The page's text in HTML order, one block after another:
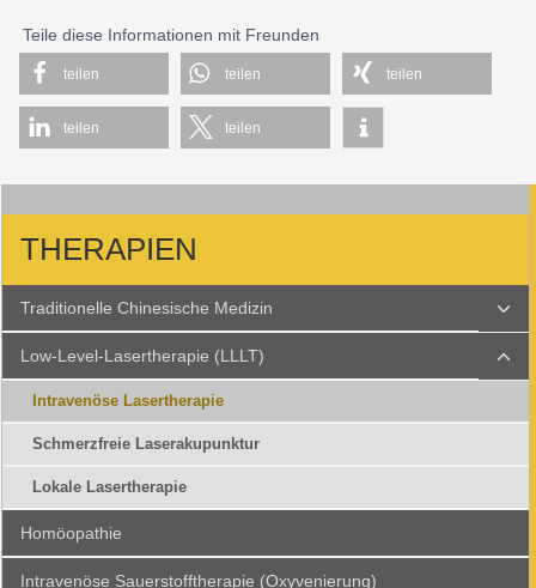
Teile diese Informationen mit Freunden
teilen teilen teilen
teilen teilen
THERAPIEN
Traditionelle Chinesische Medizin
Low-Level-Lasertherapie (LLLT)
Intravenöse Lasertherapie
Schmerzfreie Laserakupunktur
Lokale Lasertherapie
Homöopathie
Intravenöse Sauerstofftherapie (Oxyvenierung)